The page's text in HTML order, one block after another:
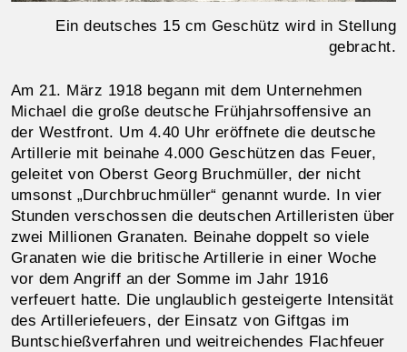
Ein deutsches 15 cm Geschütz wird in Stellung
gebracht.
Am 21. März 1918 begann mit dem Unternehmen
Michael die große deutsche Frühjahrsoffensive an
der Westfront. Um 4.40 Uhr eröffnete die deutsche
Artillerie mit beinahe 4.000 Geschützen das Feuer,
geleitet von Oberst Georg Bruchmüller, der nicht
umsonst „Durchbruchmüller“ genannt wurde. In vier
Stunden verschossen die deutschen Artilleristen über
zwei Millionen Granaten. Beinahe doppelt so viele
Granaten wie die britische Artillerie in einer Woche
vor dem Angriff an der Somme im Jahr 1916
verfeuert hatte. Die unglaublich gesteigerte Intensität
des Artilleriefeuers, der Einsatz von Giftgas im
Buntschießverfahren und weitreichendes Flachfeuer